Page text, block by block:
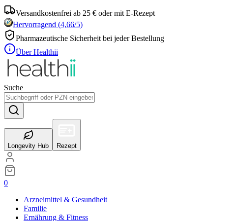
Versandkostenfrei ab 25 € oder mit E-Rezept
Hervorragend (4,66/5)
Pharmazeutische Sicherheit bei jeder Bestellung
Über Healthii
Suche
Longevity Hub Rezept
0
Arzneimittel & Gesundheit
Familie
Ernährung & Fitness